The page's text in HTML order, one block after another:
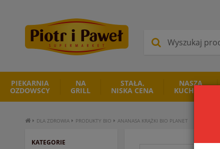
PIEKARNIA
OZDOWSCY
NA
GRILL
STAŁA,
NISKA CENA
NASZA
KUCHNIA
DLA ZDROWIA PRODUKTY BIO ANANASA KRĄŻKI BIO PLANET
KATEGORIE